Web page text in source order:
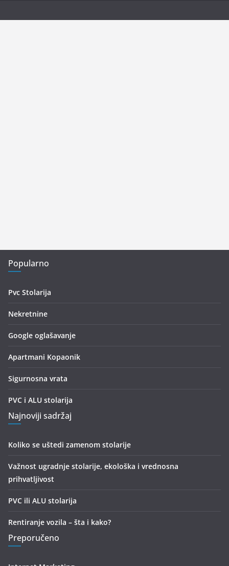
Popularno
Pvc Stolarija
Nekretnine
Google oglašavanje
Apartmani Kopaonik
Sigurnosna vrata
PVC i ALU stolarija
Najnoviji sadržaj
Koliko se uštedi zamenom stolarije
Važnost ugradnje stolarije, ekološka i vrednosna
prihvatljivost
PVC ili ALU stolarija
Rentiranje vozila – šta i kako?
Preporučeno